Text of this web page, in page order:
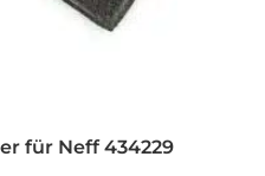
für Neff 434229